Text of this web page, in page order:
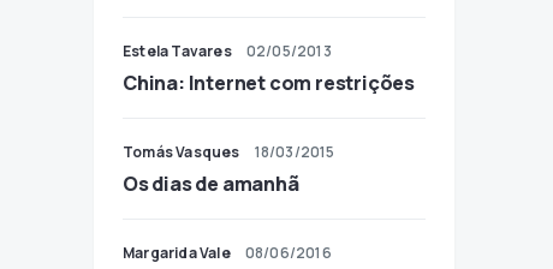
Estela Tavares 02/05/2013
China: Internet com restrições
Tomás Vasques 18/03/2015
Os dias de amanhã
Margarida Vale 08/06/2016